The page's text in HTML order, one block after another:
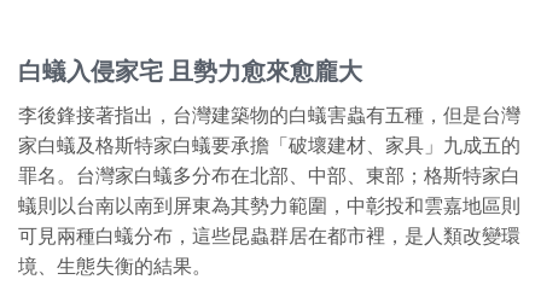
白蟻入侵家宅 且勢力愈來愈龐大
李後鋒接著指出，台灣建築物的白蟻害蟲有五種，但是台灣
家白蟻及格斯特家白蟻要承擔「破壞建材、家具」九成五的
罪名。台灣家白蟻多分布在北部、中部、東部；格斯特家白
蟻則以台南以南到屏東為其勢力範圍，中彰投和雲嘉地區則
可見兩種白蟻分布，這些昆蟲群居在都市裡，是人類改變環
境、生態失衡的結果。